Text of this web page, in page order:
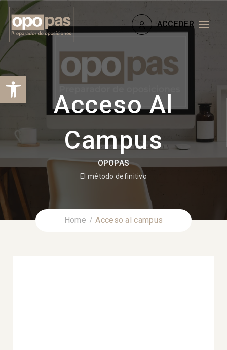
Abrir barra de herramientas
ACCEDER
Acceso Al
Campus
OPOPAS
El método definitivo
Home Acceso al campus